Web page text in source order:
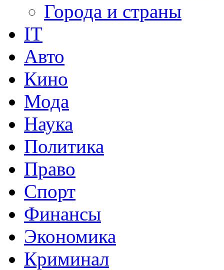
Города и страны
IT
Авто
Кино
Мода
Наука
Политика
Право
Спорт
Финансы
Экономика
Криминал